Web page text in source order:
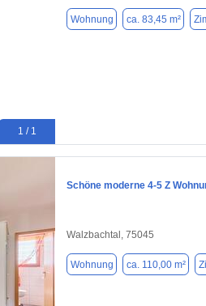
1 / 1
Wohnung ca. 83,45 m²
Schöne moderne 4-5 Z
Walzbachtal, 75045
Wohnung ca. 110,00 m²